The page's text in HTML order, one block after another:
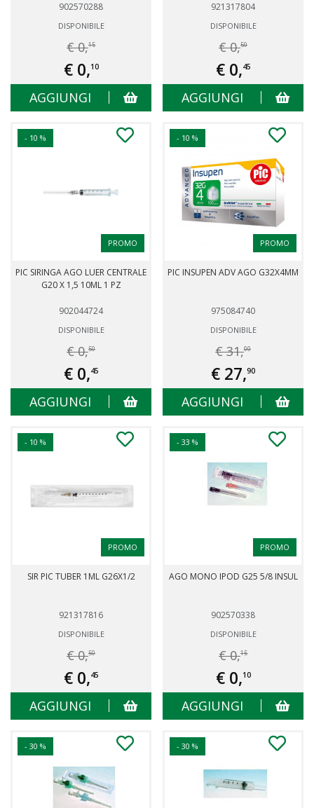
902570288
DISPONIBILE
€ 0,15
€ 0,10
AGGIUNGI
921317804
DISPONIBILE
€ 0,50
€ 0,45
AGGIUNGI
- 10 %
PROMO
PIC SIRINGA AGO LUER CENTRALE
G20 X 1,5 10ML 1 PZ
902044724
DISPONIBILE
€ 0,50
€ 0,45
AGGIUNGI
- 10 %
PROMO
PIC INSUPEN ADV AGO G32X4MM
975084740
DISPONIBILE
€ 31,00
€ 27,90
AGGIUNGI
- 10 %
PROMO
SIR PIC TUBER 1ML G26X1/2
921317816
DISPONIBILE
€ 0,50
€ 0,45
AGGIUNGI
- 33 %
PROMO
AGO MONO IPOD G25 5/8 INSUL
902570338
DISPONIBILE
€ 0,15
€ 0,10
AGGIUNGI
- 30 % - 30 %